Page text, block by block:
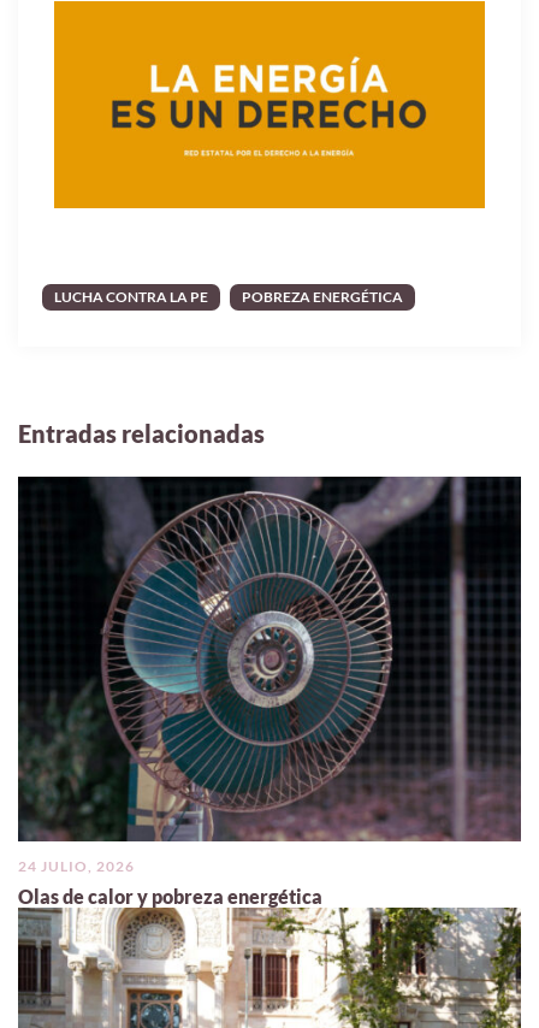
LUCHA CONTRA LA PE POBREZA ENERGÉTICA
Entradas relacionadas
24 JULIO, 2026
Olas de calor y pobreza energética